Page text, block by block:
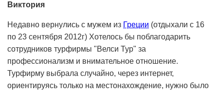
Виктория
Недавно вернулись с мужем из Греции (отдыхали с 16
по 23 сентября 2012г) Хотелось бы поблагодарить
сотрудников турфирмы "Велси Тур" за
профессионализм и внимательное отношение.
Турфирму выбрала случайно, через интернет,
ориентируясь только на местонахождение, нужно было